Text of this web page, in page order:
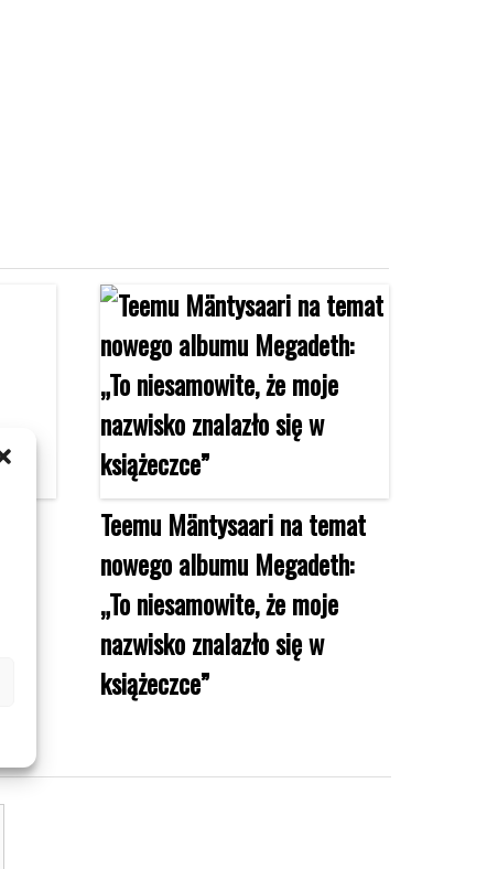
Teemu Mäntysaari na temat
nowego albumu Megadeth:
„To niesamowite, że moje
nazwisko znalazło się w
książeczce”